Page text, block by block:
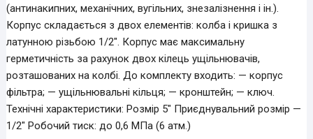
(антинакипних, механічних, вугільних, знезалізнення і ін.).
Корпус складається з двох елементів: колба і кришка з
латунною різьбою 1/2″. Корпус має максимальну
герметичність за рахунок двох кілець ущільнювачів,
розташованих на колбі. До комплекту входить: — корпус
фільтра; — ущільнювальні кільця; — кронштейн; — ключ.
Технічні характеристики: Розмір 5″ Приєднувальний розмір —
1/2″ Робочий тиск: до 0,6 МПа (6 атм.)